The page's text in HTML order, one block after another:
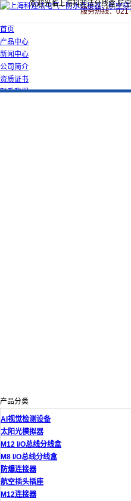
欢迎光临上海科迎法分线盒,航
服务热线：
首页
产品中心
新闻中心
公司简介
资质证书
联系我们
产品分类
AI视觉检测设备
太阳光模拟器
M12 I/O总线分线盒
M8 I/O总线分线盒
防爆连接器
航空插头插座
M12连接器